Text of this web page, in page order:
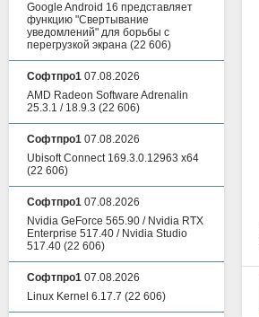
Google Android 16 представляет
функцию "Свертывание
уведомлений" для борьбы с
перегрузкой экрана (22 606)
Софтпро1 07.08.2026
AMD Radeon Software Adrenalin
25.3.1 / 18.9.3 (22 606)
Софтпро1 07.08.2026
Ubisoft Connect 169.3.0.12963 x64
(22 606)
Софтпро1 07.08.2026
Nvidia GeForce 565.90 / Nvidia RTX
Enterprise 517.40 / Nvidia Studio
517.40 (22 606)
Софтпро1 07.08.2026
Linux Kernel 6.17.7 (22 606)